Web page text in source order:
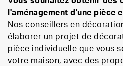
l'aménagement d'une pièce
Nos conseillers en
élaborer un projet de
pièce individuelle que vous
votre maison, avec des